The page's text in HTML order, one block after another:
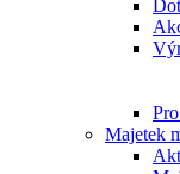
Majetek